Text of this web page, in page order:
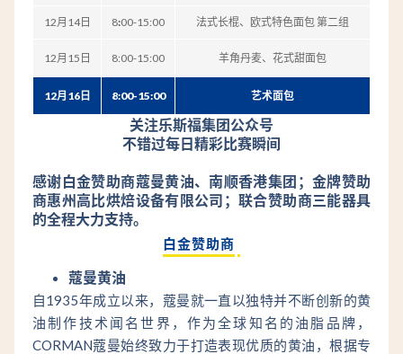
12月 14日 8:00-15:00 法式长棍、欧式特色面包第二组
12月15日 8:00-15:00 羊角丹麦、花式甜面包
12月16日 8:00-15:00 艺术面包
关注乐斯福集团公众号
不错过每日精彩比赛瞬间
感谢白金赞助商蔻曼黄油、南顺香港集团；金牌赞助
商惠州高比烘焙设备有限公司；联合赞助商三能器具
的全程大力支持。
白金赞助商
蔻曼黄油
自1935年成立以来，蔻曼就一直以独特并不断创新的黄
油制作技术闻名世界，作为全球知名的油脂品牌，
CORMAN蔻曼始终致力于打造表现优质的黄油，根据专